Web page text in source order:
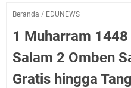
Beranda / EDUNEWS
1 Muharram 1448
Salam 2 Omben
Gratis hingga